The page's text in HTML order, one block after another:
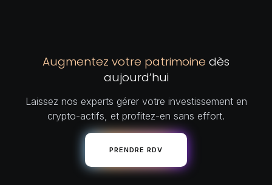
Augmentez votre patrimoine dès
aujourd’hui
Laissez nos experts gérer votre investissement en
crypto-actifs, et profitez-en sans effort.
PRENDRE RDV